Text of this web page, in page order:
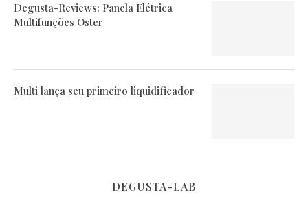
Degusta-Reviews: Panela Elétrica
Multifunções Oster
Multi lança seu primeiro liquidificador
DEGUSTA-LAB